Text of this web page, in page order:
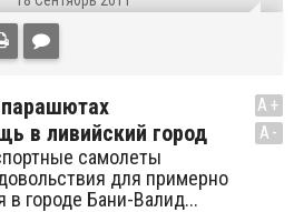
в ливийский город
самолеты
для примерно
городе Бани-Валид...
A+
A-